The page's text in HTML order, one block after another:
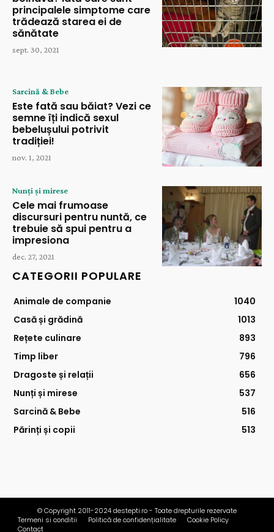
principalele simptome care
trădează starea ei de
sănătate
sept. 30, 2021
Sarcină & Bebe
Este fată sau băiat? Vezi ce
semne îți indică sexul
bebelușului potrivit
tradiției!
nov. 1, 2021
Nunți și mirese
Cele mai frumoase
discursuri pentru nuntă, ce
trebuie să spui pentru a
impresiona
dec. 27, 2021
CATEGORII POPULARE
Animale de companie
1040
Casă și grădină
1013
Rețete culinare
893
Timp liber
796
Dragoste și relații
656
Nunți și mirese
537
Sarcină & Bebe
516
Părinți și copii
513
© Copyright 2011-2024 destepti.ro - Toate drepturile rezervate
Termeni si conditii
Politică de confidențialitate
Cookie Policy
Contact